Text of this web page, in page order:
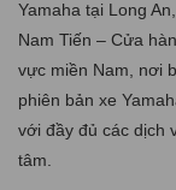
Yamaha tại Long
Nam Tiến – Cửa
vực miền Nam, nơi
phiên bản xe
với đầy đủ các dịch
tâm.